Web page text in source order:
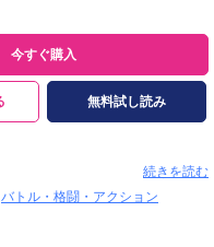
今すぐ購入
無料試し読み
で、
続きを読む
バトル・格闘・アクション